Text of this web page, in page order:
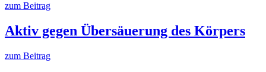
zum Beitrag
Aktiv gegen Übersäuerung des Körpers
zum Beitrag